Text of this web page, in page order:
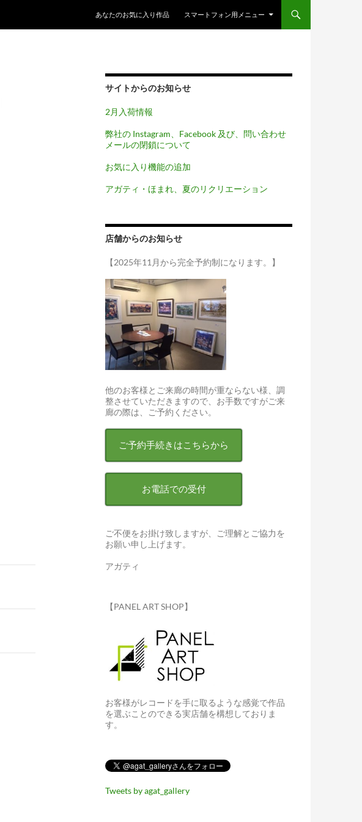
あなたのお気に入り作品
スマートフォン用メニュー
サイトからのお知らせ
2月入荷情報
弊社の Instagram、Facebook 及び、問い合わせ
メールの閉鎖について
お気に入り機能の追加
アガティ・ほまれ、夏のリクリエーション
店舗からのお知らせ
【2025年11月から完全予約制になります。】
他のお客様とご来廊の時間が重ならない様、調
整させていただきますので、お手数ですがご来
廊の際は、ご予約ください。
ご予約手続きはこちらから
お電話での受付
ご不便をお掛け致しますが、ご理解とご協力を
お願い申し上げます。
アガティ
【PANEL ART SHOP】
お客様がレコードを手に取るような感覚で作品
を選ぶことのできる実店舗を構想しておりま
す。
Tweets by agat_gallery